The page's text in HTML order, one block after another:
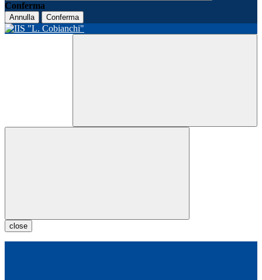
Conferma
Annulla Conferma
close